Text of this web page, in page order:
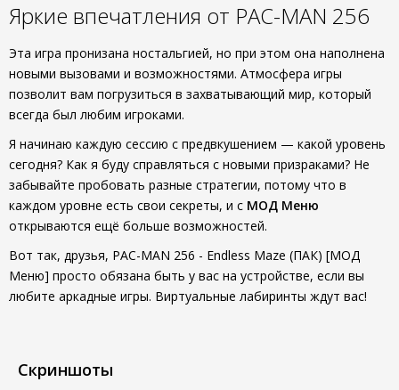
Яркие впечатления от PAC-MAN 256
Эта игра пронизана ностальгией, но при этом она наполнена
новыми вызовами и возможностями. Атмосфера игры
позволит вам погрузиться в захватывающий мир, который
всегда был любим игроками.
Я начинаю каждую сессию с предвкушением — какой уровень
сегодня? Как я буду справляться с новыми призраками? Не
забывайте пробовать разные стратегии, потому что в
каждом уровне есть свои секреты, и с МОД Меню
открываются ещё больше возможностей.
Вот так, друзья, PAC-MAN 256 - Endless Maze (ПАК) [МОД
Меню] просто обязана быть у вас на устройстве, если вы
любите аркадные игры. Виртуальные лабиринты ждут вас!
Скриншоты